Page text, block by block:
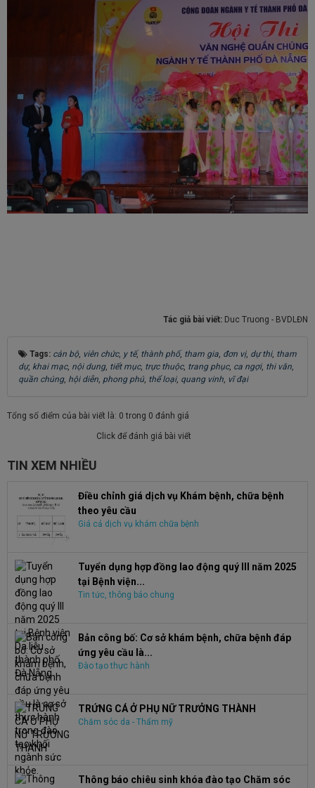
Tác giả bài viết: Duc Truong - BVDLĐN
Tags: cán bộ, viên chức, y tế, thành phố, tham gia, đơn vị, dự thi, tham
dự, khai mạc, nội dung, tiết mục, trực thuộc, trang phục, ca ngợi, thi văn,
quần chúng, hội diễn, phong phú, thể loại, quang vinh, vĩ đại
Tổng số điểm của bài viết là: 0 trong 0 đánh giá
Click để đánh giá bài viết
TIN XEM NHIỀU
Điều chỉnh giá dịch vụ Khám bệnh, chữa bệnh
theo yêu cầu
Giá cả dịch vụ khám chữa bệnh
Tuyển dụng hợp đồng lao động quý III năm 2025
tại Bệnh viện...
Tin tức, thông báo chung
Bản công bố: Cơ sở khám bệnh, chữa bệnh đáp
ứng yêu cầu là...
Đào tạo thực hành
TRỨNG CÁ Ở PHỤ NỮ TRƯỞNG THÀNH
Chăm sóc da - Thẩm mỹ
Thông báo chiêu sinh khóa đào tạo Chăm sóc